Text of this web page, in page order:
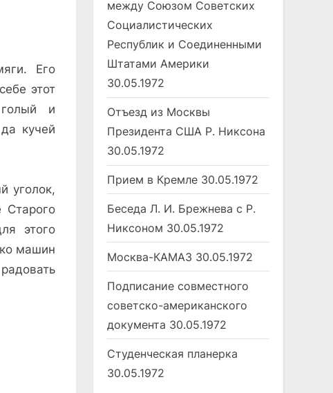
Его
этот
и
кучей
уголок,
этого
машин
между Союзом Советских
Социалистических
Республик и Соединенными
Штатами Америки
30.05.1972
Отъезд из Москвы
Президента США Р. Никсона
30.05.1972
Прием в Кремле 30.05.1972
Беседа Л. И. Брежнева с Р.
Никсоном 30.05.1972
Москва-КАМАЗ 30.05.1972
Подписание совместного
советско-американского
документа 30.05.1972
Студенческая планерка
30.05.1972